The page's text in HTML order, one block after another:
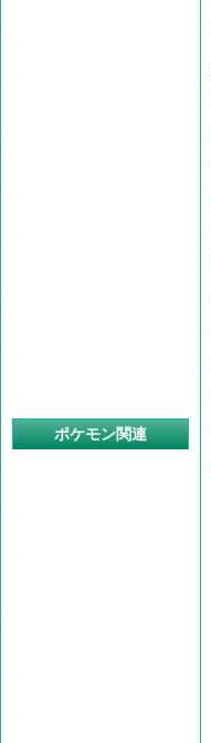
ポケモン関連